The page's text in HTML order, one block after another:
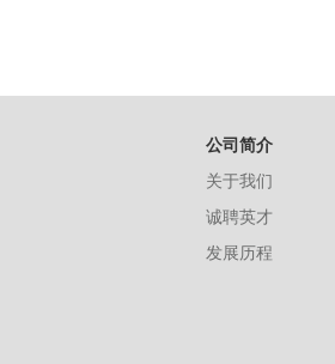
公司简介
关于我们
诚聘英才
发展历程